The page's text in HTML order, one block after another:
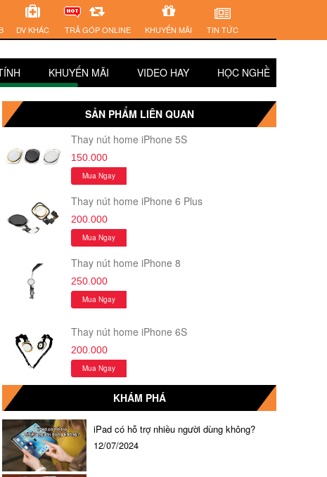
DV KHÁC TRẢ GÓP ONLINE KHUYẾN MÃI TIN TỨC
KHUYẾN MÃI VIDEO HAY HỌC NGHỀ
SẢN PHẨM LIÊN QUAN
Thay nút home iPhone 5S
150.000
Mua Ngay
Thay nút home iPhone 6 Plus
200.000
Mua Ngay
Thay nút home iPhone 8
250.000
Mua Ngay
Thay nút home iPhone 6S
200.000
Mua Ngay
KHÁM PHÁ
iPad có hỗ trợ nhiều người dùng không?
12/07/2024